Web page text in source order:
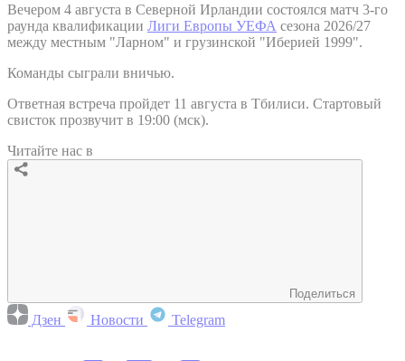
Вечером 4 августа в Северной Ирландии состоялся матч 3-го
раунда квалификации Лиги Европы УЕФА сезона 2026/27
между местным "Ларном" и грузинской "Иберией 1999".
Команды сыграли вничью.
Ответная встреча пройдет 11 августа в Тбилиси. Стартовый
свисток прозвучит в 19:00 (мск).
Читайте нас в
Поделиться
Дзен Новости Telegram